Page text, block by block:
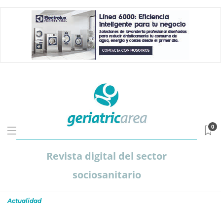
Revista digital del sector
sociosanitario
0
Actualidad